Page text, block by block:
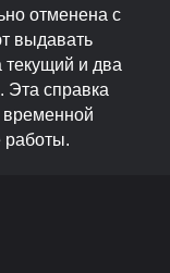
отменена с
выдавать
текущий и два
Эта справка
временной
работы.